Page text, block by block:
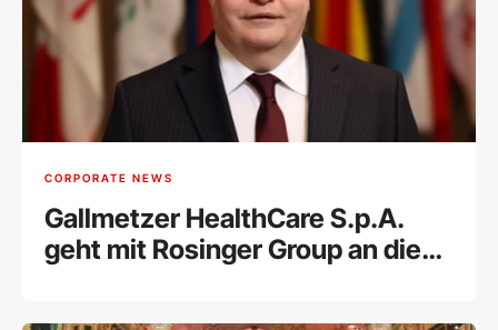
CORPORATE NEWS
Gallmetzer HealthCare S.p.A.
geht mit Rosinger Group an die